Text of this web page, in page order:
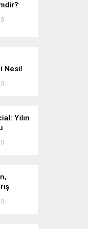
0
Nesil
&
0
Yılın
0
0